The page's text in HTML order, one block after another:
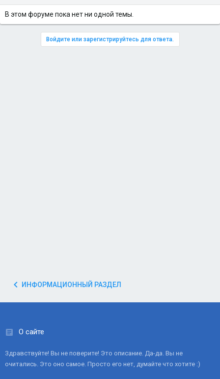
В этом форуме пока нет ни одной темы.
Войдите или зарегистрируйтесь для ответа.
ИНФОРМАЦИОННЫЙ РАЗДЕЛ
О сайте
Здравствуйте! Вы не поверите! Это описание. Да-да. Вы не
очитались. Это оно самое. Просто его нет, думайте что хотите :)